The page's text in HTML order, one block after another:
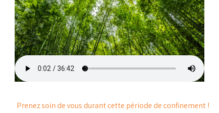
Prenez soin de vous durant cette période de confinement !